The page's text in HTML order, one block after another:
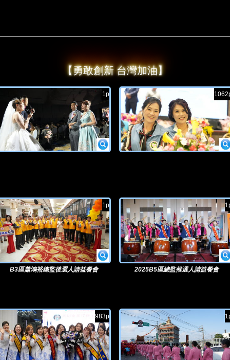
【勇敢創新 台灣加油】
1p
1p
B3區蕭鴻裕總監後選人請益餐會 2025B5區總監候選人請益餐會
983p